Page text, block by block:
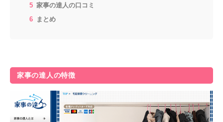
家事の達人の口コミ
まとめ
家事の達人の特徴